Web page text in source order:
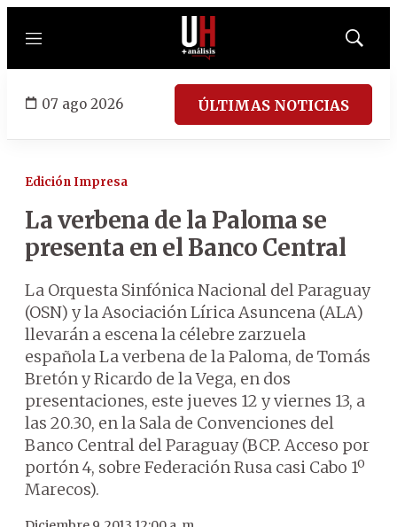
Menú
Mostrar
07 ago 2026 ÚLTIMAS NOTICIAS
Edición Impresa
La verbena de la Paloma se
presenta en el Banco Central
La Orquesta Sinfónica Nacional del Paraguay
(OSN) y la Asociación Lírica Asuncena (ALA)
llevarán a escena la célebre zarzuela
española La verbena de la Paloma, de Tomás
Bretón y Ricardo de la Vega, en dos
presentaciones, este jueves 12 y viernes 13, a
las 20.30, en la Sala de Convenciones del
Banco Central del Paraguay (BCP. Acceso por
portón 4, sobre Federación Rusa casi Cabo 1º
Marecos).